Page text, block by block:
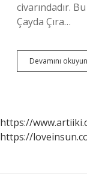
civarındadır.
Çayda Çıra…
Devamını okuyun
https://
https://